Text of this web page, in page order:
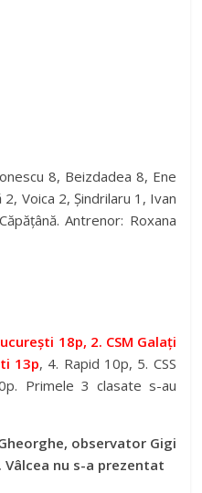
8, Beizdadea 8, Ene
Voica 2, Șindrilaru 1, Ivan
Antrenor: Roxana
18p, 2. CSM Galați
13p, 4. Rapid 10p, 5. CSS
Primele 3 clasate s-au
Gheorghe, observator Gigi
Vâlcea nu s-a prezentat